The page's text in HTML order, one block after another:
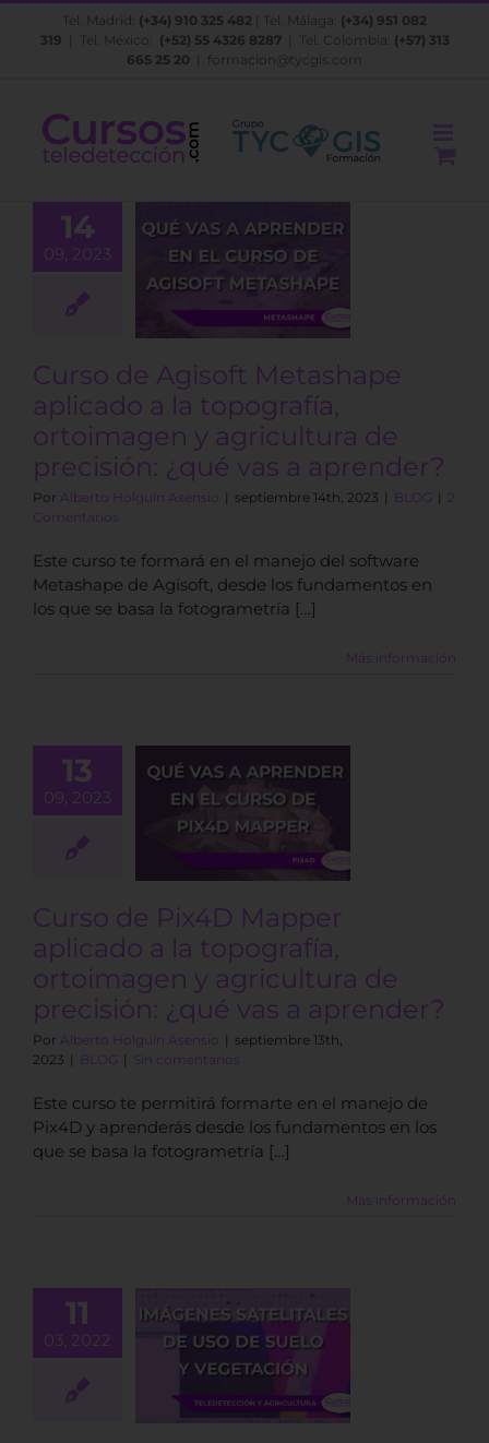
Saltar
Tel. Madrid: (+34) 910 325 482 | Tel. Málaga: (+34) 951 082
319 | Tel. México: (+52) 55 4326 8287| Tel. Colombia: (+57) 313
665 25 20
formacion@tycgis.com
14
09, 2023
a la
y
aprender?
BLOG
Curso de Agisoft Metashape
aplicado a la topografía,
ortoimagen y agricultura de
precisión: ¿qué vas a aprender?
Por Alberto Holguín Asensio | septiembre 14th, 2023 | BLOG |
2
Comentarios
Este curso te formará en el manejo del software
Metashape de Agisoft, desde los fundamentos en
los que se basa la fotogrametría […]
Más información
13
09, 2023
de Pix4D
aplicado
de
aprender?
Curso de Pix4D Mapper
aplicado a la topografía,
ortoimagen y agricultura de
precisión: ¿qué vas a aprender?
Por Alberto Holguín Asensio | septiembre 13th,
2023 | BLOG | Sin comentarios
Este curso te permitirá formarte en el manejo de
Pix4D y aprenderás desde los fundamentos en los
que se basa la fotogrametría […]
Más información
11
03, 2022
de usos